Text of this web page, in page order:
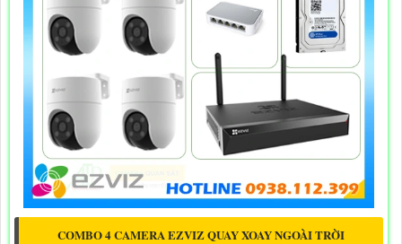
COMBO 4 CAMERA EZVIZ QUAY XOAY NGOÀI TRỜI